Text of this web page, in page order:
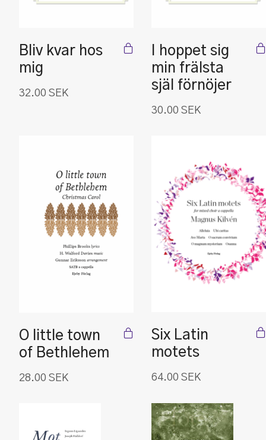
Bliv kvar hos
mig
32.00 SEK
I hoppet sig
min frälsta
själ förnöjer
30.00 SEK
O little town
of Bethlehem
28.00 SEK
Six Latin
motets
64.00 SEK